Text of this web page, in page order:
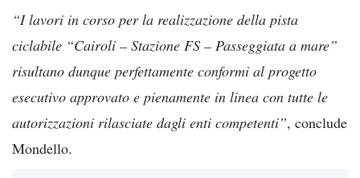
“I lavori in corso per la realizzazione della pista
ciclabile “Cairoli – Stazione FS – Passeggiata a mare”
risultano dunque perfettamente conformi al progetto
esecutivo approvato e pienamente in linea con tutte le
autorizzazioni rilasciate dagli enti competenti”, conclude
Mondello.